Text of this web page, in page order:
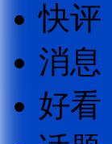
快评
消息
好看